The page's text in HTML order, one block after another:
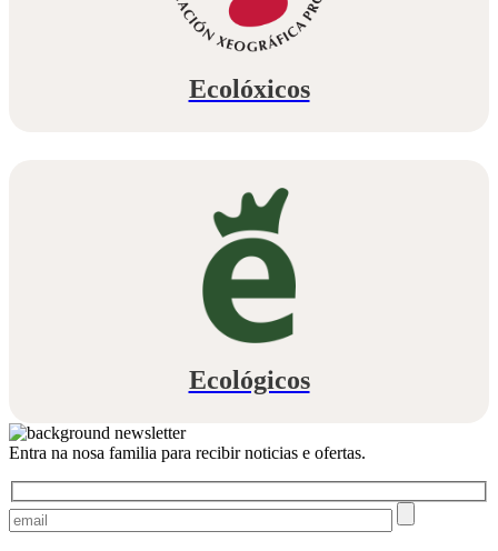
Ecolóxicos
Ecológicos
Entra na nosa familia para recibir noticias e ofertas.